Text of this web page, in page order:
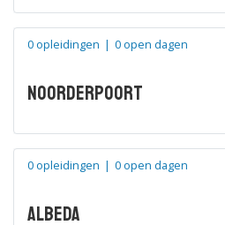
0 opleidingen | 0 open dagen
Noorderpoort
0 opleidingen | 0 open dagen
Albeda